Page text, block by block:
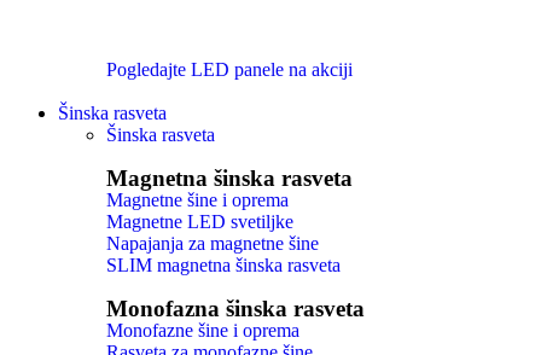
Pogledajte LED panele na akciji
Šinska rasveta
Šinska rasveta
Magnetna šinska rasveta
Magnetne šine i oprema
Magnetne LED svetiljke
Napajanja za magnetne šine
SLIM magnetna šinska rasveta
Monofazna šinska rasveta
Monofazne šine i oprema